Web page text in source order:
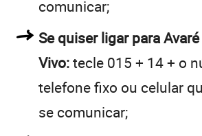
comunicar;
Se quiser ligar para
Vivo:tecle 015 + 14 + o
telefone fixo ou celular
se comunicar;